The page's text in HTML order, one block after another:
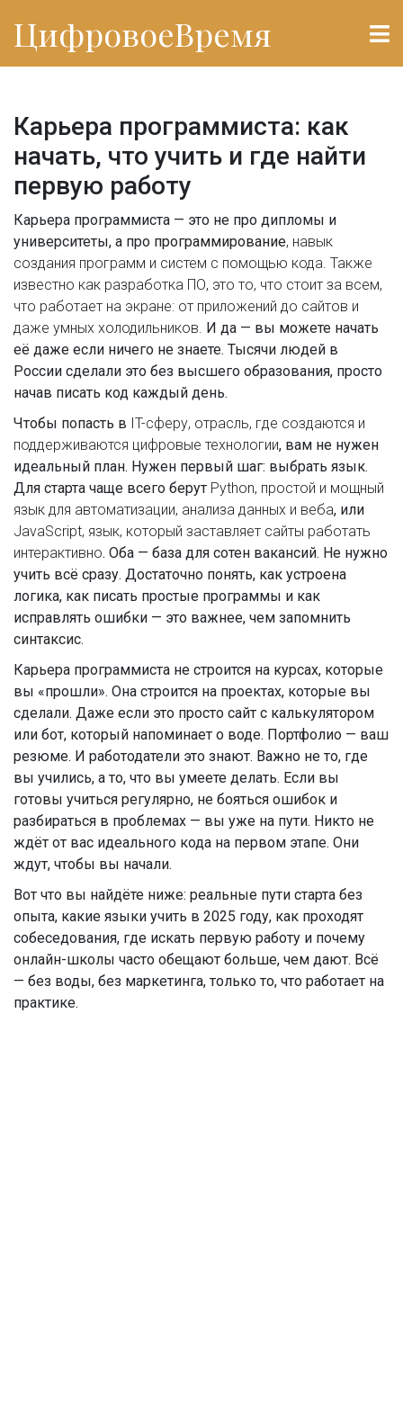
ЦифровоеВремя
Карьера программиста: как
начать, что учить и где найти
первую работу
Карьера программиста — это не про дипломы и
университеты, а про программирование, навык
создания программ и систем с помощью кода. Также
известно как разработка ПО, это то, что стоит за всем,
что работает на экране: от приложений до сайтов и
даже умных холодильников. И да — вы можете начать
её даже если ничего не знаете. Тысячи людей в
России сделали это без высшего образования, просто
начав писать код каждый день.
Чтобы попасть в IT-сферу, отрасль, где создаются и
поддерживаются цифровые технологии, вам не нужен
идеальный план. Нужен первый шаг: выбрать язык.
Для старта чаще всего берут Python, простой и мощный
язык для автоматизации, анализа данных и веба, или
JavaScript, язык, который заставляет сайты работать
интерактивно. Оба — база для сотен вакансий. Не нужно
учить всё сразу. Достаточно понять, как устроена
логика, как писать простые программы и как
исправлять ошибки — это важнее, чем запомнить
синтаксис.
Карьера программиста не строится на курсах, которые
вы «прошли». Она строится на проектах, которые вы
сделали. Даже если это просто сайт с калькулятором
или бот, который напоминает о воде. Портфолио — ваш
резюме. И работодатели это знают. Важно не то, где
вы учились, а то, что вы умеете делать. Если вы
готовы учиться регулярно, не бояться ошибок и
разбираться в проблемах — вы уже на пути. Никто не
ждёт от вас идеального кода на первом этапе. Они
ждут, чтобы вы начали.
Вот что вы найдёте ниже: реальные пути старта без
опыта, какие языки учить в 2025 году, как проходят
собеседования, где искать первую работу и почему
онлайн-школы часто обещают больше, чем дают. Всё
— без воды, без маркетинга, только то, что работает на
практике.